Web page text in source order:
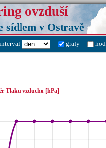
ovzduší
sídlem v Ostravě
interval grafy
Tlaku vzduchu [hPa]